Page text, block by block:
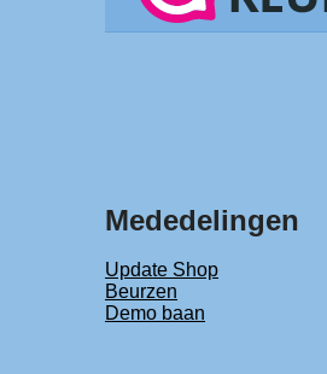
Mededelingen
Update Shop
Beurzen
Demo baan